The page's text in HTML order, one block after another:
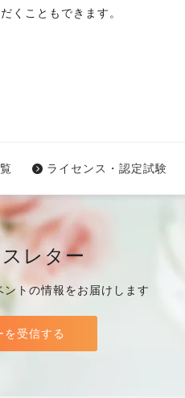
くこともできます。
ライセンス・認定試験
レター
トの情報をお届けします
を受信する